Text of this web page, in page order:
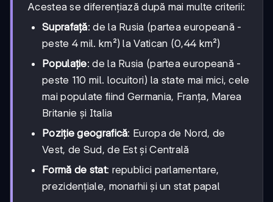
Acestea se diferențiază după mai multe criterii:
Suprafață: de la Rusia (partea europeană -
peste 4 mil. km²) la Vatican (0,44 km²)
Populație: de la Rusia (partea europeană -
peste 110 mil. locuitori) la state mai mici, cele
mai populate fiind Germania, Franța, Marea
Britanie și Italia
Poziție geografică: Europa de Nord, de
Vest, de Sud, de Est și Centrală
Formă de stat: republici parlamentare,
prezidențiale, monarhii și un stat papal